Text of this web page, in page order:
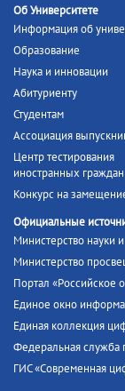
Об Университете
Информация об
Образование
Наука и инновации
Абитуриенту
Студентам
Ассоциация
Центр тестирования
иностранных граждан
Конкурс на
Официальные
Министерство науки
Министерство
Портал «Российское
Единое окно
Единая коллекция
Федеральная служба
ГИС «Современная